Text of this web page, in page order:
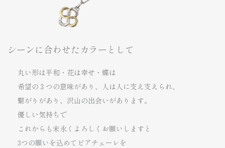
シーンに合わせたカラーとして
丸い形は平和・花は幸せ・蝶は
希望の３つの意味があり、
人は人に支え支えられ、
繋がりがあり、沢山の出会いがあります。
優しい気持ちで
これからも末永くよろしくお願いしますと
3つの願いを込めてピアチェーレを